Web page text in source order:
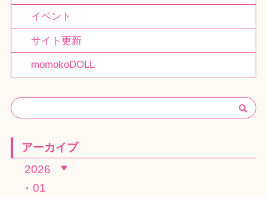
イベント
サイト更新
momokoDOLL
アーカイブ
2026
01